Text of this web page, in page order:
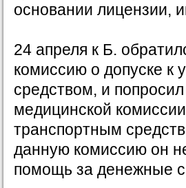
основании
24 апреля к Б.
комиссию о допуске к
средством, и
медицинской
транспортным
данную комиссию он
помощь за денежные